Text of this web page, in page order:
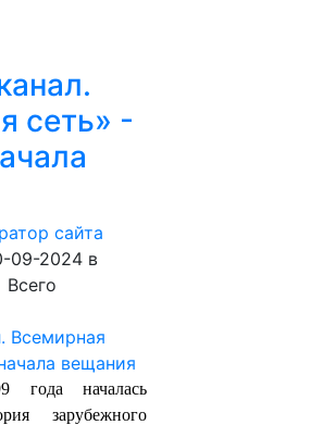
сеть» -
сайта
09-2024 в
Всего
года началась
зарубежного